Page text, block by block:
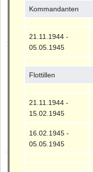
Kommandanten
21.11.1944 -
05.05.1945
Flottillen
21.11.1944 -
15.02.1945
16.02.1945 -
05.05.1945